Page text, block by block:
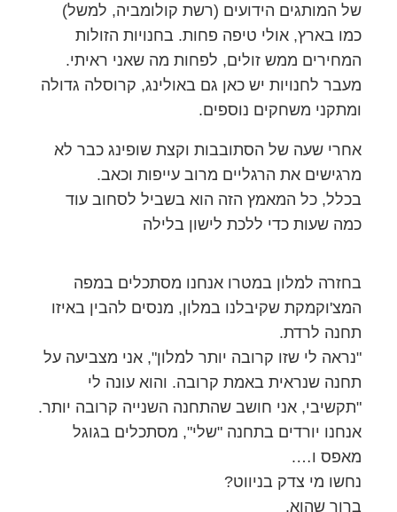
של המותגים הידועים (רשת קולומביה, למשל)
כמו בארץ, אולי טיפה פחות. בחנויות הזולות
המחירים ממש זולים, לפחות מה שאני ראיתי.
מעבר לחנויות יש כאן גם באולינג, קרוסלה גדולה
ומתקני משחקים נוספים.
אחרי שעה של הסתובבות וקצת שופינג כבר לא
מרגישים את הרגליים מרוב עייפות וכאב.
בכלל, כל המאמץ הזה הוא בשביל לסחוב עוד
כמה שעות כדי ללכת לישון בלילה
בחזרה למלון במטרו אנחנו מסתכלים במפה
המצ'וקמקת שקיבלנו במלון, מנסים להבין באיזו
תחנה לרדת.
"נראה לי שזו קרובה יותר למלון", אני מצביעה על
תחנה שנראית באמת קרובה. והוא עונה לי
"תקשיבי, אני חושב שהתחנה השנייה קרובה יותר.
אנחנו יורדים בתחנה "שלי", מסתכלים בגוגל
מאפס ו….
נחשו מי צדק בניווט?
ברור שהוא.